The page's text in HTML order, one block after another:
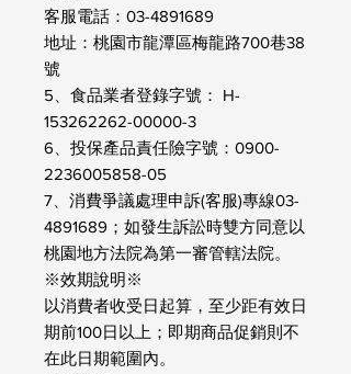
客服電話：03-4891689
地址：桃園市龍潭區梅龍路700巷38
號
5、食品業者登錄字號： H-
153262262-00000-3
6、投保產品責任險字號：0900-
2236005858-05
7、消費爭議處理申訴(客服)專線03-
4891689；如發生訴訟時雙方同意以
桃園地方法院為第一審管轄法院。
※效期說明※
以消費者收受日起算，至少距有效日
期前100日以上；即期商品促銷則不
在此日期範圍內。